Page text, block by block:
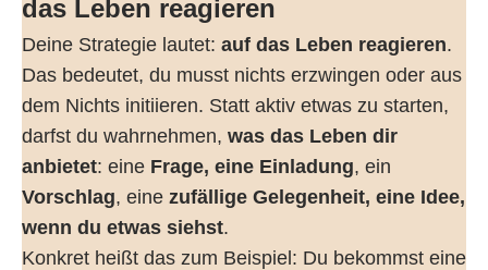
das Leben reagieren
Deine Strategie lautet: auf das Leben reagieren.
Das bedeutet, du musst nichts erzwingen oder aus
dem Nichts initiieren. Statt aktiv etwas zu starten,
darfst du wahrnehmen, was das Leben dir
anbietet: eine Frage, eine Einladung, ein
Vorschlag, eine zufällige Gelegenheit, eine Idee,
wenn du etwas siehst.
Konkret heißt das zum Beispiel: Du bekommst eine